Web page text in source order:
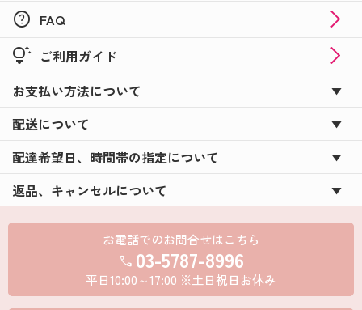
help FAQ
tips_and_updates ご利用ガイド
お支払い方法について
配送について
配達希望日、時間帯の指定について
返品、キャンセルについて
お電話でのお問合せはこちら
call 03-5787-8996
平日10:00～17:00 ※土日祝日お休み